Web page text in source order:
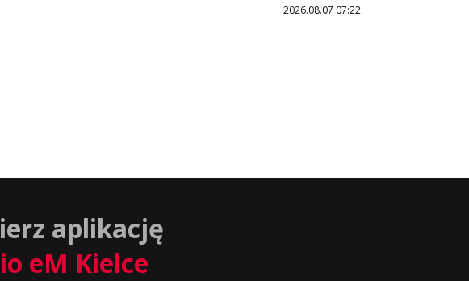
2026.08.07 07:22
aplikację
eM Kielce